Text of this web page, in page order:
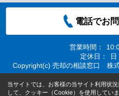
電話でお
営業時間：
定休日：
日
Copyright(c) 売却の相談窓口 株
当サイトでは、お客様の当サイト利用状
して、クッキー（Cookie）を使用していま